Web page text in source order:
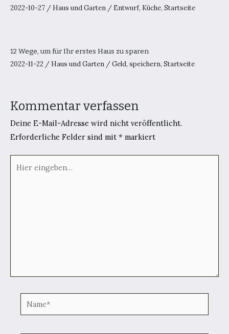
2022-10-27 / Haus und Garten / Entwurf, Küche, Startseite
12 Wege, um für Ihr erstes Haus zu sparen
2022-11-22 / Haus und Garten /Geld, speichern, Startseite
Kommentar verfassen
Deine E-Mail-Adresse wird nicht veröffentlicht.
Erforderliche Felder sind mit * markiert
eingeben…
Name*